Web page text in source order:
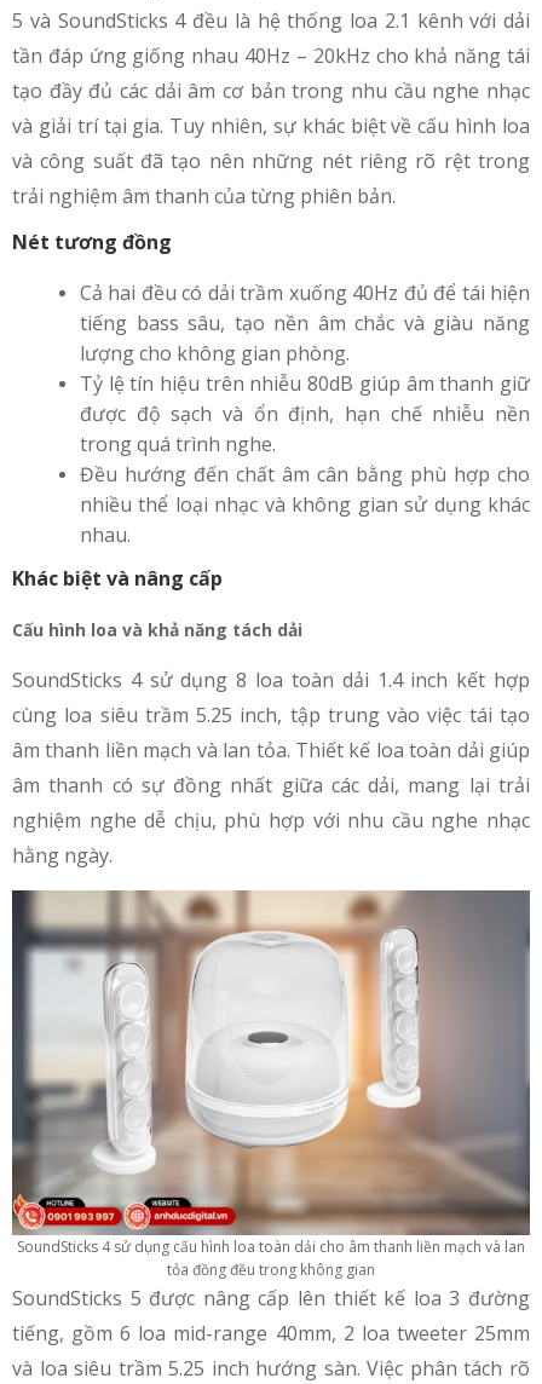
5 và SoundSticks 4 đều là hệ thống loa 2.1 kênh với dải
tần đáp ứng giống nhau 40Hz – 20kHz cho khả năng tái
tạo đầy đủ các dải âm cơ bản trong nhu cầu nghe nhạc
và giải trí tại gia. Tuy nhiên, sự khác biệt về cấu hình loa
và công suất đã tạo nên những nét riêng rõ rệt trong
trải nghiệm âm thanh của từng phiên bản.
Nét tương đồng
Cả hai đều có dải trầm xuống 40Hz đủ để tái hiện
tiếng bass sâu, tạo nền âm chắc và giàu năng
lượng cho không gian phòng.
Tỷ lệ tín hiệu trên nhiễu 80dB giúp âm thanh giữ
được độ sạch và ổn định, hạn chế nhiễu nền
trong quá trình nghe.
Đều hướng đến chất âm cân bằng phù hợp cho
nhiều thể loại nhạc và không gian sử dụng khác
nhau.
Khác biệt và nâng cấp
Cấu hình loa và khả năng tách dải
SoundSticks 4 sử dụng 8 loa toàn dải 1.4 inch kết hợp
cùng loa siêu trầm 5.25 inch, tập trung vào việc tái tạo
âm thanh liền mạch và lan tỏa. Thiết kế loa toàn dải giúp
âm thanh có sự đồng nhất giữa các dải, mang lại trải
nghiệm nghe dễ chịu, phù hợp với nhu cầu nghe nhạc
hằng ngày.
SoundSticks 4 sử dụng cấu hình loa toàn dải cho âm thanh liền mạch và lan
tỏa đồng đều trong không gian
SoundSticks 5 được nâng cấp lên thiết kế loa 3 đường
tiếng, gồm 6 loa mid-range 40mm, 2 loa tweeter 25mm
và loa siêu trầm 5.25 inch hướng sàn. Việc phân tách rõ